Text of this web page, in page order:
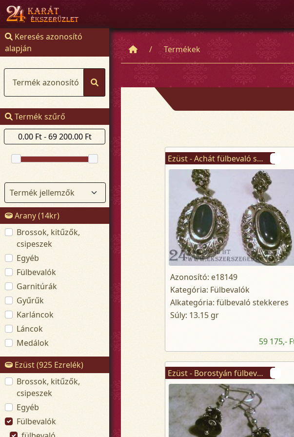
Keresés azonosító
alapján
Termék azonosító
Termék szűrő
Arany (14kr)
Brossok, kitűzők,
csipeszek
Egyéb
Fülbevalók
Garnitúrák
Gyűrűk
Karláncok
Láncok
Medálok
Ezüst (925 Ezrelék)
Brossok, kitűzők,
csipeszek
Egyéb
Fülbevalók
Termékek
Ezüst - Achát fülbevaló stekkeres
Azonosító: e18149
Kategória: Fülbevalók
Alkategória: fülbevaló stekkeres
Súly: 13.15 gr
59 175,-
Ezüst - Borostyán fülbevaló